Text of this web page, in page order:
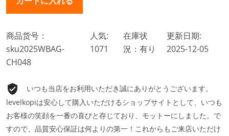
商品货号：
sku2025WBAG-
CH048
人気:
1071
在庫状
況：有り
更新日期:
2025-12-05
いつも当店をお利用いただき誠にありがとうございます。
levelkopiは安心して購入いただけるショップサイトとして、いつも
お客様の笑顔を一番の喜びと存じており、モットーにしました。で
すので、品質安心保証は何よりの第一！これからもご来店いただけ